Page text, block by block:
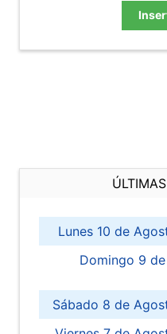
Lunes 10 de
Domingo 9
Sábado 8 de